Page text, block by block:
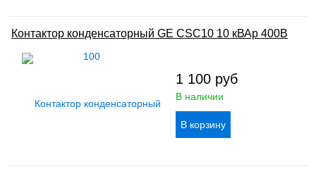
Контактор конденсаторный GE CSC10 10 кВАр 400В
1 100 руб
В наличии